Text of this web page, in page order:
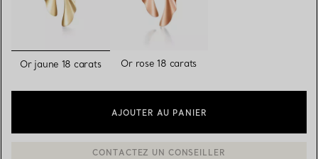
sélectionnés
Or jaune 18 carats Or rose 18 carats
AJOUTER AU PANIER